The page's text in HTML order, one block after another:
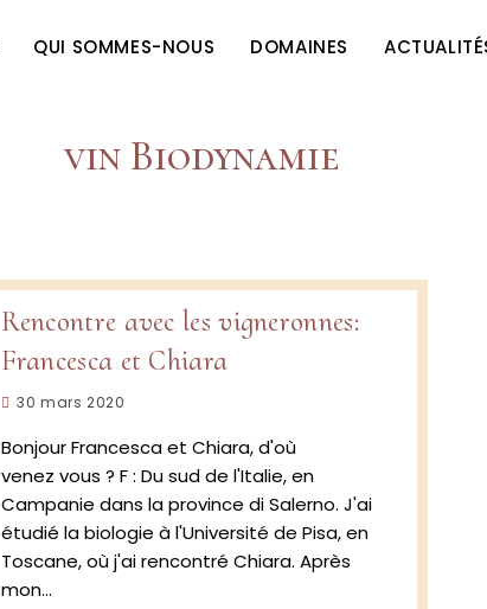
QUI SOMMES-NOUS DOMAINES
vin Biodynamie
Rencontre avec les vigneronnes:
Francesca et Chiara
Publication
30 mars 2020
Bonjour Francesca et Chiara, d'où
venez vous ? F : Du sud de l'Italie, en
Campanie dans la province di Salerno. J'ai
étudié la biologie à l'Université de Pisa, en
Toscane, où j'ai rencontré Chiara. Après
mon…